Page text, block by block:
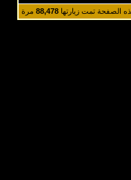
الصفحة تمت زيارتها 88,478 مرة